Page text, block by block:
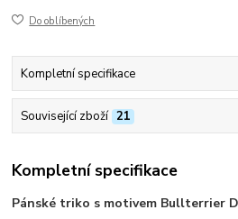
Do oblíbených
Kompletní specifikace
Související zboží 21
Kompletní specifikace
Pánské triko s motivem Bullterrier